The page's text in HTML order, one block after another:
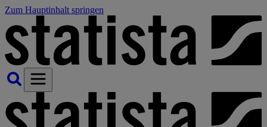
Zum Hauptinhalt springen